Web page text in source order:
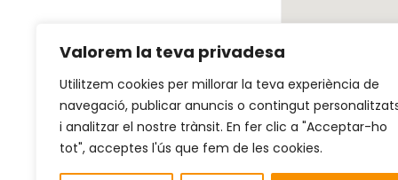
Valorem la teva privadesa
Utilitzem cookies per millorar la teva experiència de
navegació, publicar anuncis o contingut
i analitzar el nostre trànsit. En fer clic a "Acceptar-ho
tot", acceptes l'ús que fem de les cookies.